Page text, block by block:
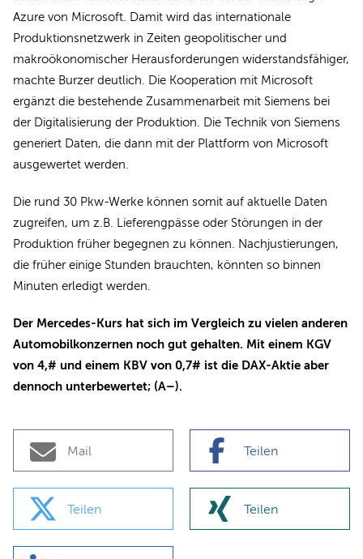
Azure von Microsoft. Damit wird das internationale
Produktionsnetzwerk in Zeiten geopolitischer und
makroökonomischer Herausforderungen widerstandsfähiger,
machte Burzer deutlich. Die Kooperation mit Microsoft
ergänzt die bestehende Zusammenarbeit mit Siemens bei
der Digitalisierung der Produktion. Die Technik von Siemens
generiert Daten, die dann mit der Plattform von Microsoft
ausgewertet werden.
Die rund 30 Pkw-Werke können somit auf aktuelle Daten
zugreifen, um z.B. Lieferengpässe oder Störungen in der
Produktion früher begegnen zu können. Nachjustierungen,
die früher einige Stunden brauchten, könnten so binnen
Minuten erledigt werden.
Der Mercedes-Kurs hat sich im Vergleich zu vielen anderen
Automobilkonzernen noch gut gehalten. Mit einem KGV
von 4,# und einem KBV von 0,7# ist die DAX-Aktie aber
dennoch unterbewertet; (A–).
Mail Teilen
Teilen Teilen